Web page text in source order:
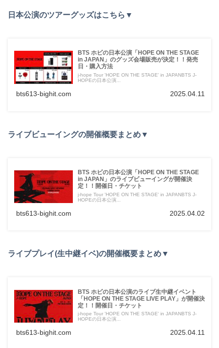
日本公演のツアーグッズはこちら▼
BTS ホビの日本公演「HOPE ON THE STAGE
in JAPAN」のグッズ会場販売が決定！！発売
日・購入方法
j-hope Tour 'HOPE ON THE STAGE' in JAPANBTS J-
HOPEの日本公演...
bts613-bighit.com 2025.04.11
ライブビューイングの開催概要まとめ▼
BTS ホビの日本公演「HOPE ON THE STAGE
in JAPAN」のライブビューイングが開催決
定！！開催日・チケット
j-hope Tour 'HOPE ON THE STAGE' in JAPANBTS J-
HOPEの日本公演...
bts613-bighit.com 2025.04.02
ライブプレイ(生中継イベ)の開催概要まとめ▼
BTS ホビの日本公演のライブ生中継イベント
「HOPE ON THE STAGE LIVE PLAY」が開催決
定！！開催日・チケット
j-hope Tour 'HOPE ON THE STAGE' in JAPANBTS J-
HOPEの日本公演...
bts613-bighit.com 2025.04.11